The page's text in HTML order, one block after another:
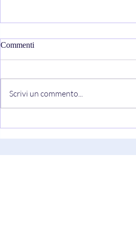
“I WISH” di Sarantos
Commenti
Scrivi un commento...